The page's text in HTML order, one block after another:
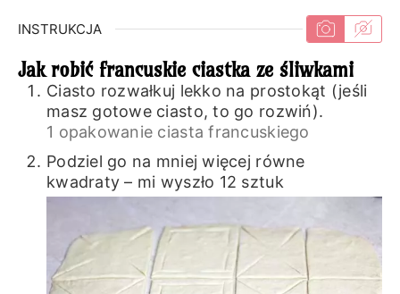
INSTRUKCJA
Jak robić francuskie ciastka ze śliwkami
Ciasto rozwałkuj lekko na prostokąt (jeśli
masz gotowe ciasto, to go rozwiń).
1 opakowanie ciasta francuskiego
Podziel go na mniej więcej równe
kwadraty – mi wyszło 12 sztuk